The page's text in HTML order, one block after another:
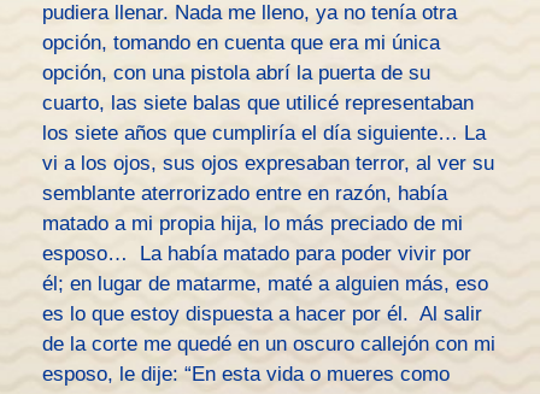
pudiera llenar. Nada me lleno, ya no tenía otra
opción, tomando en cuenta que era mi única
opción, con una pistola abrí la puerta de su
cuarto, las siete balas que utilicé representaban
los siete años que cumpliría el día siguiente… La
vi a los ojos, sus ojos expresaban terror, al ver su
semblante aterrorizado entre en razón, había
matado a mi propia hija, lo más preciado de mi
esposo… La había matado para poder vivir por
él; en lugar de matarme, maté a alguien más, eso
es lo que estoy dispuesta a hacer por él. Al salir
de la corte me quedé en un oscuro callejón con mi
esposo, le dije: “En esta vida o mueres como